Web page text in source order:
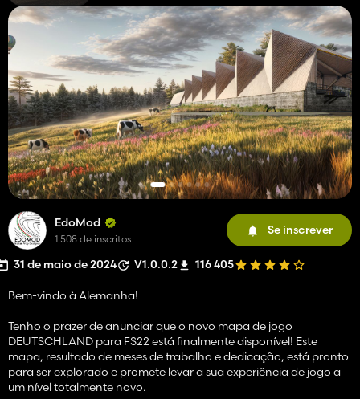
EdoMod
1 508 de inscritos
Se inscrever
31 de maio de 2024 V1.0.0.2 116 405
Bem-vindo à Alemanha!
Tenho o prazer de anunciar que o novo mapa de jogo
DEUTSCHLAND para FS22 está finalmente disponível! Este
mapa, resultado de meses de trabalho e dedicação, está pronto
para ser explorado e promete levar a sua experiência de jogo a
um nível totalmente novo.